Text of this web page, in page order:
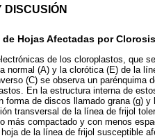
DISCUSIÓN
de Hojas Afectadas por
de los cloroplastos, que
normal (A) y la clorótica (E) de la
(C) se observa un parénquima
En la estructura interna de
forma de discos llamado grana (g)
transversal de la línea de frijol
más compactado y con menos
de la línea de frijol susceptible